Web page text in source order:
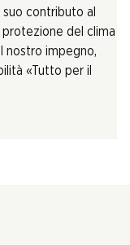
contributo al
del clima
nostro impegno,
«Tutto per il